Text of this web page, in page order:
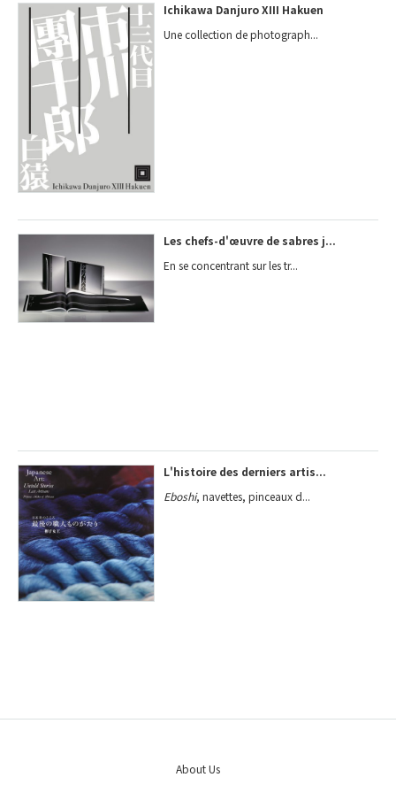
Ichikawa Danjuro XIII Hakuen
Une collection de photograph...
Les chefs-d'œuvre de sabres j...
En se concentrant sur les tr...
L'histoire des derniers artis...
Eboshi, navettes, pinceaux d...
About Us